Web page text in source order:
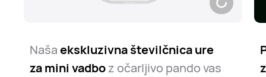
Našaekskluzivna številčnica ure
za mini vadboz očarljivo pando vas